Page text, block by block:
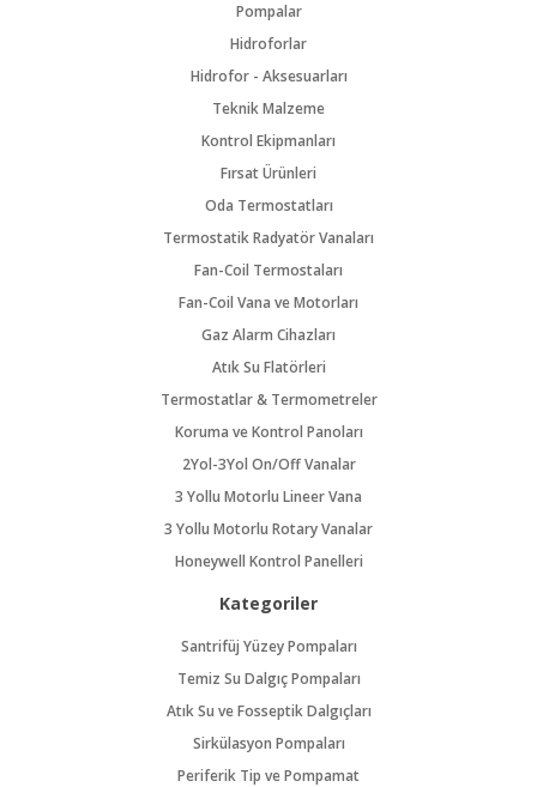
Pompalar
Hidroforlar
Hidrofor - Aksesuarları
Teknik Malzeme
Kontrol Ekipmanları
Fırsat Ürünleri
Oda Termostatları
Termostatik Radyatör Vanaları
Fan-Coil Termostaları
Fan-Coil Vana ve Motorları
Gaz Alarm Cihazları
Atık Su Flatörleri
Termostatlar & Termometreler
Koruma ve Kontrol Panoları
2Yol-3Yol On/Off Vanalar
3 Yollu Motorlu Lineer Vana
3 Yollu Motorlu Rotary Vanalar
Honeywell Kontrol Panelleri
Kategoriler
Santrifüj Yüzey Pompaları
Temiz Su Dalgıç Pompaları
Atık Su ve Fosseptik Dalgıçları
Sirkülasyon Pompaları
Periferik Tip ve Pompamat